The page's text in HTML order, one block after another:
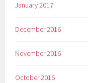
January 2017
December 2016
November 2016
October 2016